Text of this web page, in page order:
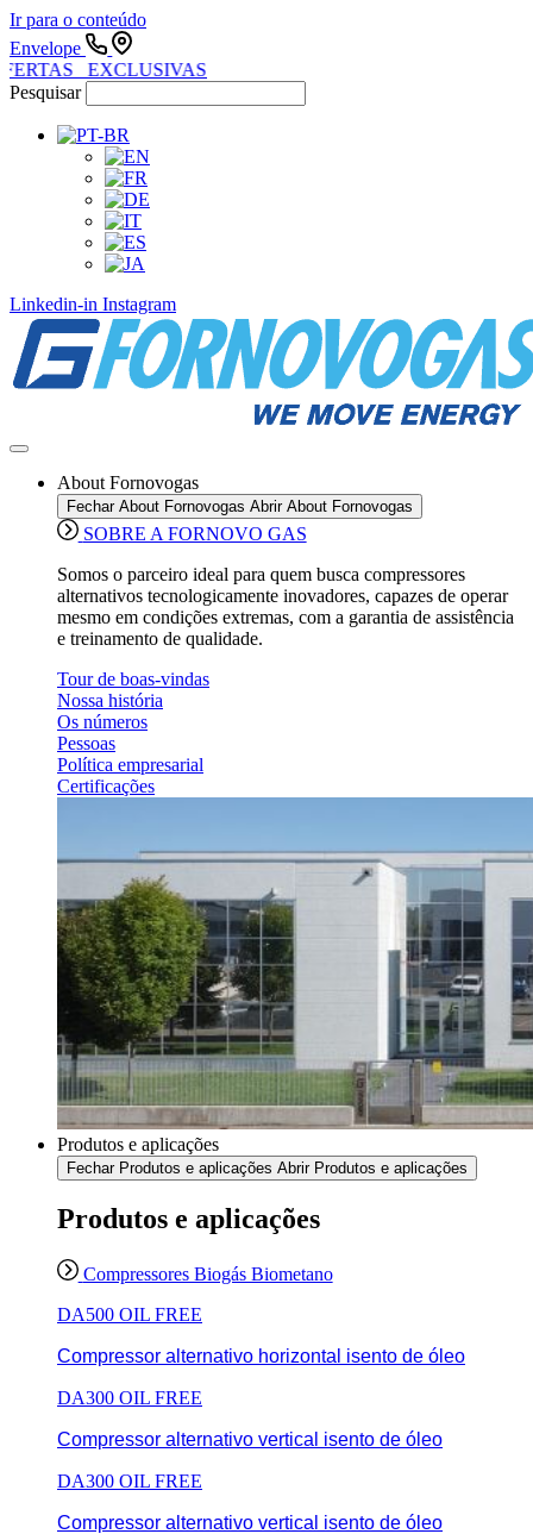
Ir para o conteúdo
Envelope
EXCLUSIVAS
Pesquisar
Linkedin-in Instagram
About Fornovogas
Fechar About Fornovogas Abrir About Fornovogas
SOBRE A FORNOVO GAS
Somos o parceiro ideal para quem busca compressores
alternativos tecnologicamente inovadores, capazes de operar
mesmo em condições extremas, com a garantia de assistência
e treinamento de qualidade.
Tour de boas-vindas
Nossa história
Os números
Pessoas
Política empresarial
Certificações
Produtos e aplicações
Fechar Produtos e aplicações Abrir Produtos e aplicações
Produtos e aplicações
Compressores Biogás Biometano
DA500 OIL FREE
Compressor alternativo horizontal isento de óleo
DA300 OIL FREE
Compressor alternativo vertical isento de óleo
DA300 OIL FREE
Compressor alternativo vertical isento de óleo